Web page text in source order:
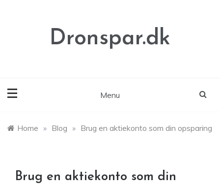
Dronspar.dk
Menu
Home » Blog » Brug en aktiekonto som din opsparing
Brug en aktiekonto som din